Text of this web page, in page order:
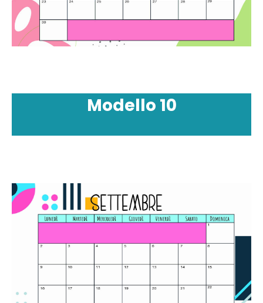
Modello 10